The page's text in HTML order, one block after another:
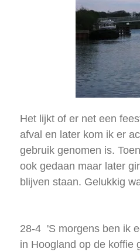
Het lijkt of er net een
afval en later kom ik er
gebruik genomen is.
ook gedaan maar later
blijven staan. Gelukkig
28-4 'S morgens ben ik
in Hoogland op de koffie